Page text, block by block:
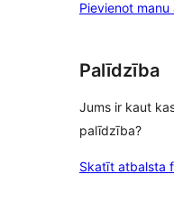
reviews
Pievienot manu
Palīdzība
Jums ir kaut
palīdzība?
Skatīt atbalsta